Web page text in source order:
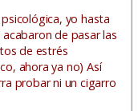
yo hasta
de pasar las
de estrés
ahora ya no) Así
probar ni un cigarro